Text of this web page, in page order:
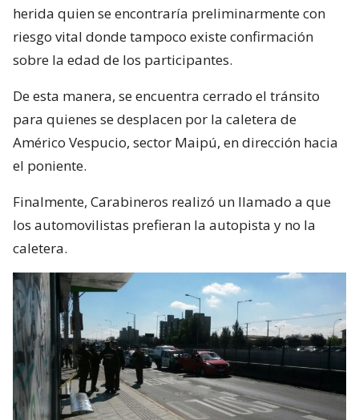
herida quien se encontraría preliminarmente con
riesgo vital donde tampoco existe confirmación
sobre la edad de los participantes.
De esta manera, se encuentra cerrado el tránsito
para quienes se desplacen por la caletera de
Américo Vespucio, sector Maipú, en dirección hacia
el poniente.
Finalmente, Carabineros realizó un llamado a que
los automovilistas prefieran la autopista y no la
caletera.